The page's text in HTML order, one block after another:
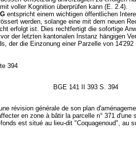
voller Kognition überprüfen kann (E. 2.4).
entspricht einem wichtigen öffentlichen
werden, solange eine mit dem neuen
erfolgt ist. Dies rechtfertigt die sofortige
der letzten kantonalen Instanz hängigen
der die Einzonung einer Parzelle von 14'292
394
BGE 141 II 393 S. 394
révision générale de son plan
en zone à bâtir la parcelle n° 371 d'une
est situé au lieu-dit "Coquagenoud", au